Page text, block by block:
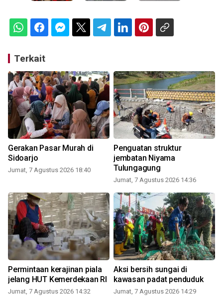
Terkait
Gerakan Pasar Murah di
Sidoarjo
Jumat, 7 Agustus 2026 18:40
Penguatan struktur
jembatan Niyama
Tulungagung
Jumat, 7 Agustus 2026 14:36
Permintaan kerajinan piala
jelang HUT Kemerdekaan RI
Jumat, 7 Agustus 2026 14:32
Aksi bersih sungai di
kawasan padat penduduk
Jumat, 7 Agustus 2026 14:29